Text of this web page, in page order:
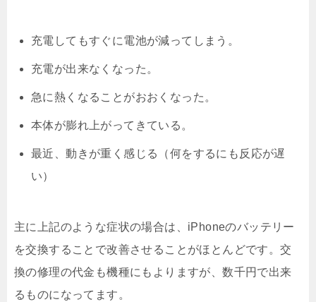
充電してもすぐに電池が減ってしまう。
充電が出来なくなった。
急に熱くなることがおおくなった。
本体が膨れ上がってきている。
最近、動きが重く感じる（何をするにも反応が遅
い）
主に上記のような症状の場合は、iPhoneのバッテリー
を交換することで改善させることがほとんどです。交
換の修理の代金も機種にもよりますが、数千円で出来
るものになってます。